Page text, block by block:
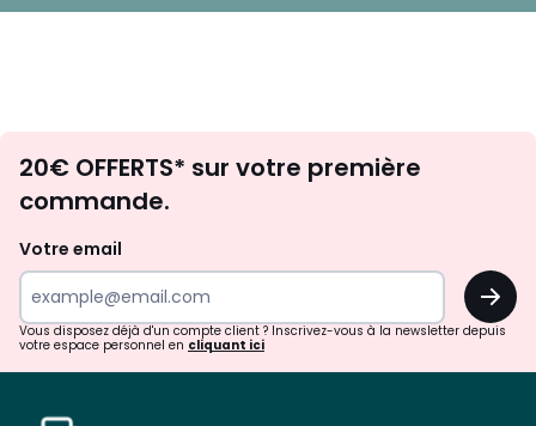
d'inspirations
surprises?
20€ OFFERTS* sur votre première
commande.
Votre email
OK
Vous disposez déjà d'un compte client ? Inscrivez-vous à la newsletter depuis
votre espace personnel en cliquant ici